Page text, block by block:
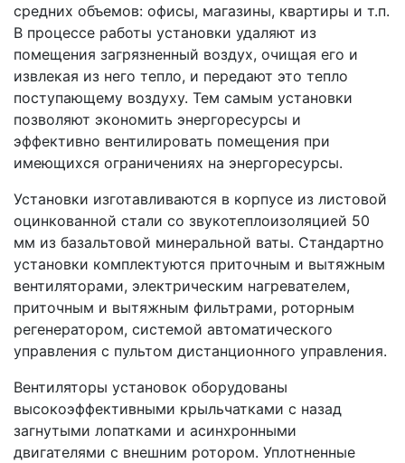
средних объемов: офисы, магазины, квартиры и т.п.
В процессе работы установки удаляют из
помещения загрязненный воздух, очищая его и
извлекая из него тепло, и передают это тепло
поступающему воздуху. Тем самым установки
позволяют экономить энергоресурсы и
эффективно вентилировать помещения при
имеющихся ограничениях на энергоресурсы.
Установки изготавливаются в корпусе из листовой
оцинкованной стали со звукотеплоизоляцией 50
мм из базальтовой минеральной ваты. Стандартно
установки комплектуются приточным и вытяжным
вентиляторами, электрическим нагревателем,
приточным и вытяжным фильтрами, роторным
регенератором, системой автоматического
управления с пультом дистанционного управления.
Вентиляторы установок оборудованы
высокоэффективными крыльчатками с назад
загнутыми лопатками и асинхронными
двигателями с внешним ротором. Уплотненные